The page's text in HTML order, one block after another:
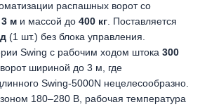
распашных ворот со
3 м и массой до 400 кг . Поставляется
(1 шт.) без блока управления.
Swing с рабочим ходом штока 300
шириной до 3 м, где
Swing-5000N нецелесообразно.
180–280 В, рабочая температура